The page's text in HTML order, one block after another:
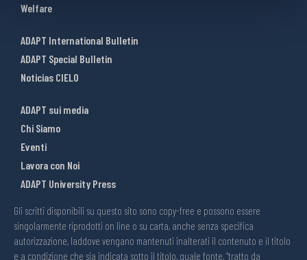
Welfare
ADAPT International Bulletin
ADAPT Special Bulletin
Noticias CIELO
ADAPT sui media
Chi Siamo
Eventi
Lavora con Noi
ADAPT University Press
Gli scritti disponibili su questo sito sono copy-free e possono essere
singolarmente riprodotti on line o su carta, anche senza specifica
autorizzazione, laddove vengano mantenuti inalterati il contenuto e il titolo
e a condizione che sia indicata sotto il titolo, quale fonte, “tratto da